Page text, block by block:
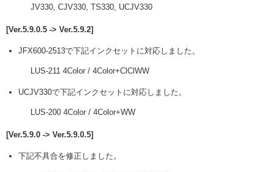
JV330, CJV330, TS330, UCJV330
[Ver.5.9.0.5 -> Ver.5.9.2]
JFX600-2513で下記インクセットに対応しました。
LUS-211 4Color / 4Color+ClClWW
UCJV330で下記インクセットに対応しました。
LUS-200 4Color / 4Color+WW
[Ver.5.9.0 -> Ver.5.9.0.5]
下記不具合を修正しました。